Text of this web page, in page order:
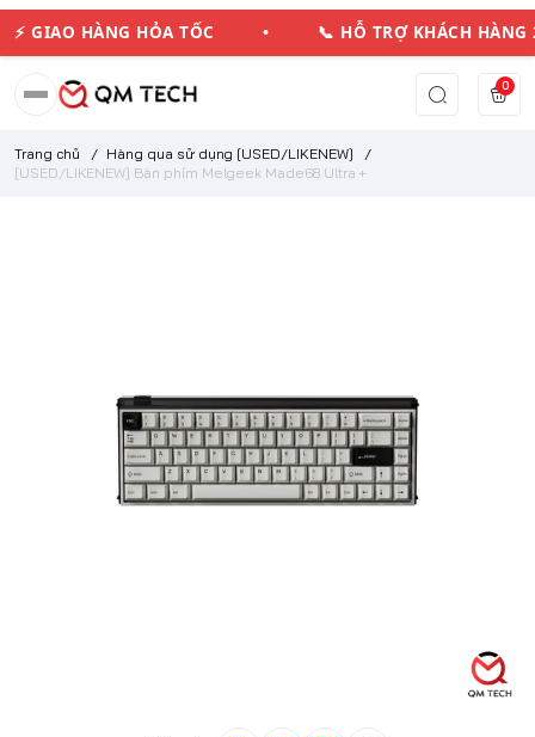
GIAO HÀNG HỎA TỐC • 📞 HỖ TRỢ
0
Trang chủ / Hàng qua sử dụng [USED/LIKENEW]
/
[USED/LIKENEW] Bàn phím Melgeek Made68 Ultra +